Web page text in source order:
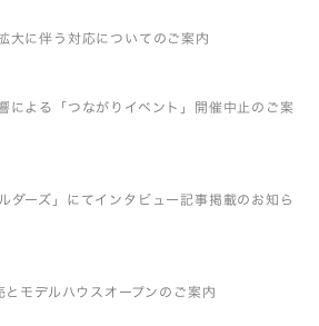
大に伴う対応についてのご案内
による「つながりイベント」開催中止のご案
ダーズ」にてインタビュー記事掲載のお知ら
モデルハウスオープンのご案内